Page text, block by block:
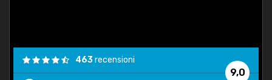
9,0
463recensioni